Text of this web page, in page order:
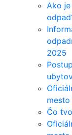
Ako
2025
Čo